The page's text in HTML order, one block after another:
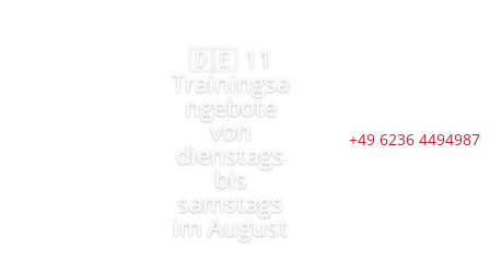
🇩🇪 11
Trainingsa
ngebote
von
dienstags
bis
samstags
im August
+49 6236 4494987